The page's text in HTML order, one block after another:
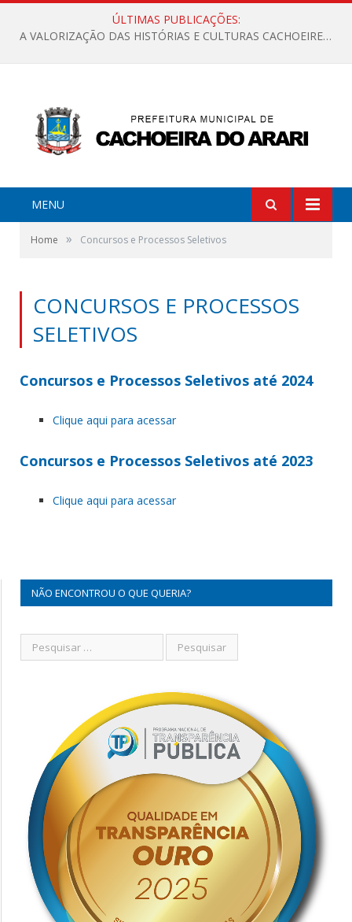
ÚLTIMAS PUBLICAÇÕES:
A VALORIZAÇÃO DAS HISTÓRIAS E CULTURAS CACHOEIRENSES
MENU
Home » Concursos e Processos Seletivos
CONCURSOS E PROCESSOS
SELETIVOS
Concursos e Processos Seletivos até 2024
Clique aqui para acessar
Concursos e Processos Seletivos até 2023
Clique aqui para acessar
NÃO ENCONTROU O QUE QUERIA?